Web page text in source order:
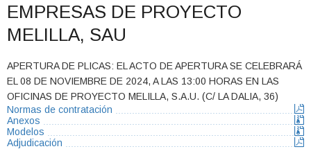
EMPRESAS DE PROYECTO
MELILLA, SAU
APERTURA DE PLICAS: EL ACTO DE APERTURA SE CELEBRARÁ
EL 08 DE NOVIEMBRE DE 2024, A LAS 13:00 HORAS EN LAS
OFICINAS DE PROYECTO MELILLA, S.A.U. (C/ LA DALIA, 36)
Normas de contratación
Anexos
Modelos
Adjudicación